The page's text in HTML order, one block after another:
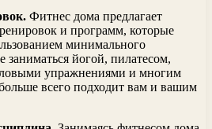
Фитнес дома предлагает
и программ, которые
минимального
йогой, пилатесом,
упражнениями и многим
всего подходит вам и вашим